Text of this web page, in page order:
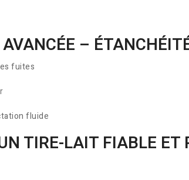
–
fuites
fluide
TIRE-LAIT FIABLE ET